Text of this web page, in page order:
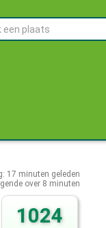
17 minuten geleden
over 8 minuten
1024